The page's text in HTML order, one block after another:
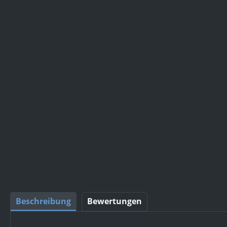
Beschreibung Bewertungen